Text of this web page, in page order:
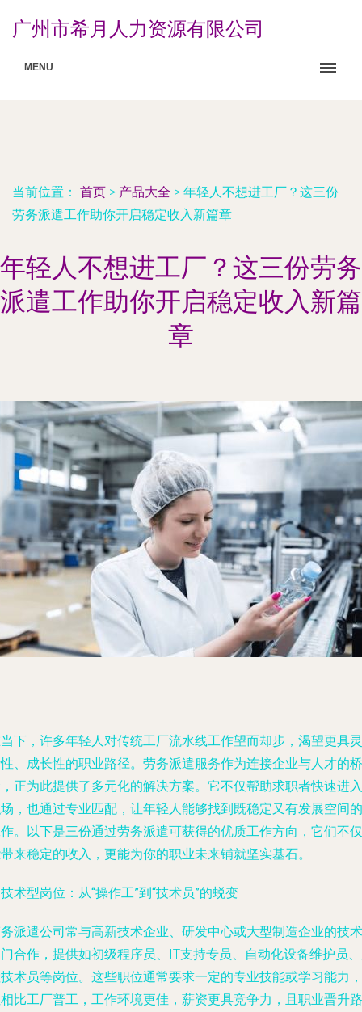
广州市希月人力资源有限公司
MENU
当前位置： 首页 > 产品大全 > 年轻人不想进工厂？这三份
劳务派遣工作助你开启稳定收入新篇章
年轻人不想进工厂？这三份劳务
派遣工作助你开启稳定收入新篇
章
下，许多年轻人对传统工厂流水线工作望而却步，渴望更具灵
、成长性的职业路径。劳务派遣服务作为连接企业与人才的桥
正为此提供了多元化的解决方案。它不仅帮助求职者快速进入
，也通过专业匹配，让年轻人能够找到既稳定又有发展空间的
。以下是三份通过劳务派遣可获得的优质工作方向，它们不仅
来稳定的收入，更能为你的职业未来铺就坚实基石。
术型岗位：从“操作工”到“技术员”的蜕变
派遣公司常与高新技术企业、研发中心或大型制造企业的技术
合作，提供如初级程序员、IT支持专员、自动化设备维护员
术员等岗位。这些职位通常要求一定的专业技能或学习能力，
比工厂普工，工作环境更佳，薪资更具竞争力，且职业晋升路